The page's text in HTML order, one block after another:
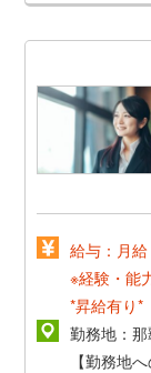
給与：月
※経験・能
*昇給有り*
勤務地：
【勤務地